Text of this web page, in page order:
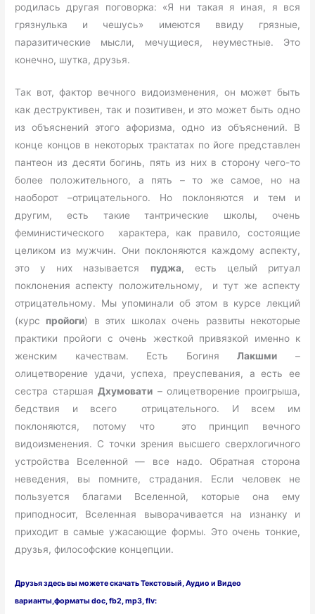
родилась другая поговорка: «Я ни такая я иная, я вся
грязнулька и чешусь» имеются ввиду грязные,
паразитические мысли, мечущиеся, неуместные. Это
конечно, шутка, друзья.
Так вот, фактор вечного видоизменения, он может быть
как деструктивен, так и позитивен, и это может быть одно
из объяснений этого афоризма, одно из объяснений. В
конце концов в некоторых трактатах по йоге представлен
пантеон из десяти богинь, пять из них в сторону чего-то
более положительного, а пять – то же самое, но на
наоборот –отрицательного. Но поклоняются и тем и
другим, есть такие тантрические школы, очень
феминистического характера, как правило, состоящие
целиком из мужчин. Они поклоняются каждому аспекту,
это у них называется пуджа, есть целый ритуал
поклонения аспекту положительному, и тут же аспекту
отрицательному. Мы упоминали об этом в курсе лекций
(курс пройоги) в этих школах очень развиты некоторые
практики пройоги с очень жесткой привязкой именно к
женским качествам. Есть БогиняЛакшми –
олицетворение удачи, успеха, преуспевания, а есть ее
сестра старшаяДхумовати – олицетворение проигрыша,
бедствия и всего отрицательного. И всем им
поклоняются, потому что это принцип вечного
видоизменения. С точки зрения высшего сверхлогичного
устройства Вселенной — все надо. Обратная сторона
неведения, вы помните, страдания. Если человек не
пользуется благами Вселенной, которые она ему
приподносит, Вселенная выворачивается на изнанку и
приходит в самые ужасающие формы. Это очень тонкие,
друзья, философские концепции.
Друзья здесь вы можете скачать Текстовый, Аудио и Видео
варианты,форматы doc, fb2, mp3, flv: